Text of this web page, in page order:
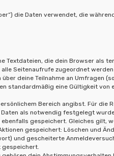
die Daten verwendet, die
die dein Browser als
Seitenaufrufe zugeordnet
deine Teilnahme an Umfragen
standardmäßig eine Gültigkeit von
Bereich angibst. Für
als notwendig festgelegt
gespeichert. Gleiches gilt,
gespeichert: Löschen und
und gescheiterte
gespeichert.